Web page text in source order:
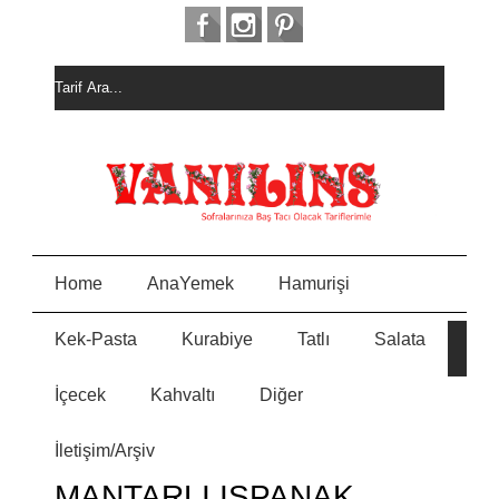
Home AnaYemek Hamurişi
Kek-Pasta Kurabiye Tatlı Salata
İçecek Kahvaltı Diğer
İletişim/Arşiv
HURM
MEYVELİ BORCAM